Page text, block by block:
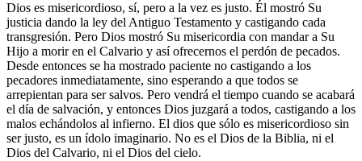
Dios es misericordioso, sí, pero a la vez es justo. Él mostró Su
justicia dando la ley del Antiguo Testamento y castigando cada
transgresión. Pero Dios mostró Su misericordia con mandar a Su
Hijo a morir en el Calvario y así ofrecernos el perdón de pecados.
Desde entonces se ha mostrado paciente no castigando a los
pecadores inmediatamente, sino esperando a que todos se
arrepientan para ser salvos. Pero vendrá el tiempo cuando se acabará
el día de salvación, y entonces Dios juzgará a todos, castigando a los
malos echándolos al infierno. El dios que sólo es misericordioso sin
ser justo, es un ídolo imaginario. No es el Dios de la Biblia, ni el
Dios del Calvario, ni el Dios del cielo.